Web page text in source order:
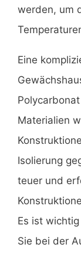
werden, um
Eine
Materialien
Isolierung
teuer und
Es ist
Sie bei der